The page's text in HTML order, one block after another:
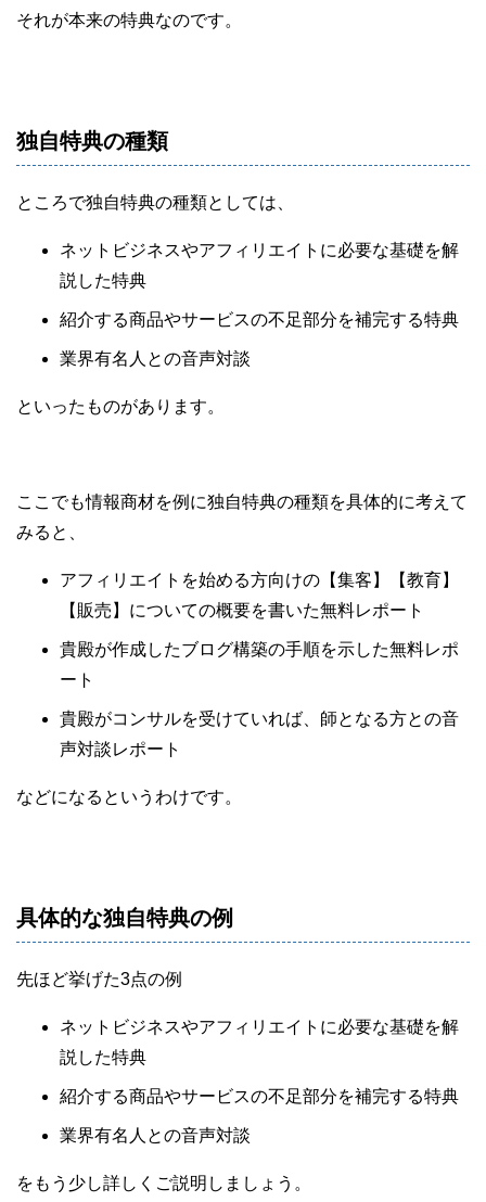
それが本来の特典なのです。
独自特典の種類
ところで独自特典の種類としては、
ネットビジネスやアフィリエイトに必要な基礎を解
説した特典
紹介する商品やサービスの不足部分を補完する特典
業界有名人との音声対談
といったものがあります。
ここでも情報商材を例に独自特典の種類を具体的に考えて
みると、
アフィリエイトを始める方向けの【集客】【教育】
【販売】についての概要を書いた無料レポート
貴殿が作成したブログ構築の手順を示した無料レポ
ート
貴殿がコンサルを受けていれば、師となる方との音
声対談レポート
などになるというわけです。
具体的な独自特典の例
先ほど挙げた3点の例
ネットビジネスやアフィリエイトに必要な基礎を解
説した特典
紹介する商品やサービスの不足部分を補完する特典
業界有名人との音声対談
をもう少し詳しくご説明しましょう。